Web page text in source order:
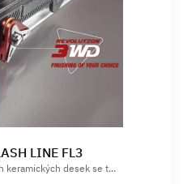
LINE FL3
keramických desek se t...